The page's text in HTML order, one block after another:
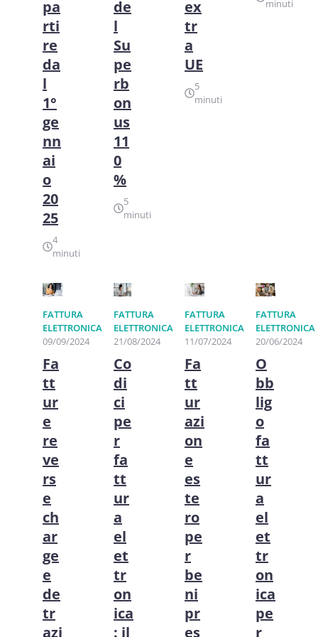
pa
rti
re
da
l
1°
ge
nn
ai
o
20
25
4
minuti
de
l
Su
pe
rb
on
us
11
0
%
5
minuti
ex
tr
a
UE
5
minuti
minuti
FATTURA
ELETTRONICA
09/09/2024
Fa
tt
ur
e
re
ve
rs
e
ch
ar
ge
e
de
tr
azi
FATTURA
ELETTRONICA
21/08/2024
Co
di
ci
pe
r
fa
tt
ur
a
el
et
tr
on
ica
: il
FATTURA
ELETTRONICA
11/07/2024
Fa
tt
ur
azi
on
e
es
te
ro
pe
r
be
ni
pr
es
FATTURA
ELETTRONICA
20/06/2024
O
bb
lig
o
fa
tt
ur
a
el
et
tr
on
ica
pe
r